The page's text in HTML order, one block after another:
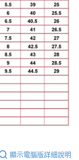
顯示電腦版詳細說明